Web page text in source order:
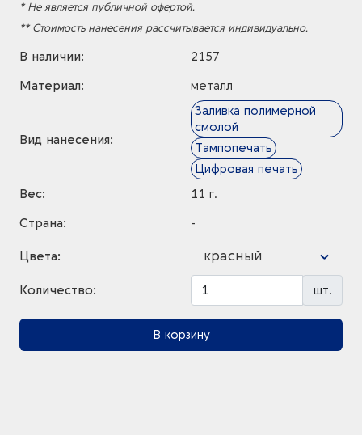
* Не является публичной офертой.
** Стоимость нанесения рассчитывается индивидуально.
В наличии:
2157
Материал:
металл
Вид нанесения:
Заливка полимерной
смолой
Тампопечать
Цифровая печать
Вес:
11 г.
Страна:
-
Цвета: красный
Количество: шт.
В корзину